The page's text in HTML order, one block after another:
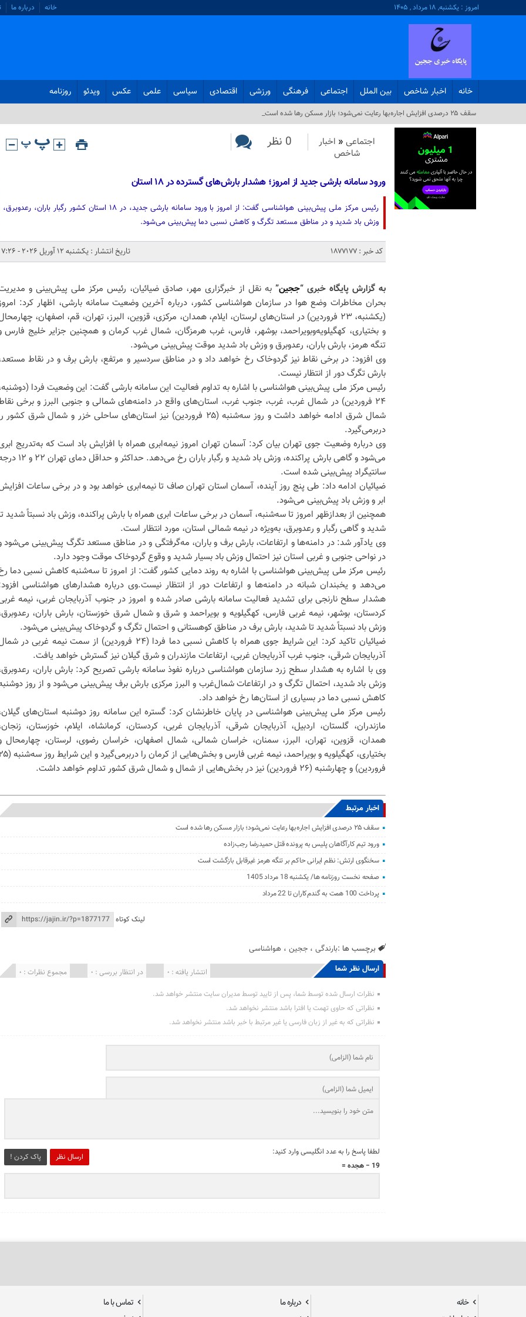
امروز : یکشنبه, ۱۸ مرداد , ۱۴۰۵ خانه درباره ما
خانه اخبار شاخص بین الملل اجتماعی فرهنگی ورزشی اقتصادی سیاسی علمی عکس ویدئو روزنامه
سقف ۲۵ درصدی افزایش اجاره‌بها رعایت نمی‌شود؛ بازار مسکن رها شده است_
اجتماعی « اخبار
شاخص
0 نظر
ورود سامانه بارشی جدید از امروز؛ هشدار بارش‌های گسترده در ۱۸ استان
رئیس مرکز ملی پیش‌بینی هواشناسی گفت: از امروز با ورود سامانه بارشی جدید، در ۱۸ استان کشور رگبار باران، رعدوبرق،
وزش باد شدید و در مناطق مستعد تگرگ و کاهش نسبی دما پیش‌بینی می‌شود.
کد خبر : 1877177 تاریخ انتشار : یکشنبه 12 آوریل 2026 - 7:26
به گزارش پایگاه خبری “ججین”به نقل از خبرگزاری مهر، صادق ضیائیان، رئیس مرکز ملی پیش‌بینی و
بحران مخاطرات وضع هوا در سازمان هواشناسی کشور، درباره آخرین وضعیت سامانه بارشی، اظهار کرد:
(یکشنبه، ۲۳ فروردین) در استان‌های لرستان، ایلام، همدان، مرکزی، قزوین، البرز، تهران، قم، اصفهان،
و بختیاری، کهگیلویه‌وبویراحمد، بوشهر، فارس، غرب هرمزگان، شمال غرب کرمان و همچنین جزایر خلیج فارس
تنگه هرمز، بارش باران، رعدوبرق و وزش باد شدید موقت پیش‌بینی می‌شود.
وی افزود: در برخی نقاط نیز گردوخاک رخ خواهد داد و در مناطق سردسیر و مرتفع، بارش برف و در نقاط
بارش تگرگ دور از انتظار نیست.
رئیس مرکز ملی پیش‌بینی هواشناسی با اشاره به تداوم فعالیت این سامانه بارشی گفت: این وضعیت فردا
۲۴ فروردین) در شمال غرب، غرب، جنوب غرب، استان‌های واقع در دامنه‌های شمالی و جنوبی البرز و برخی
شمال شرق ادامه خواهد داشت و روز سه‌شنبه (۲۵ فروردین) نیز استان‌های ساحلی خزر و شمال شرق کشور
دربرمی‌گیرد.
وی درباره وضعیت جوی تهران بیان کرد: آسمان تهران امروز نیمه‌ابری همراه با افزایش باد است که به‌تدریج
می‌شود و گاهی بارش پراکنده، وزش باد شدید و رگبار باران رخ می‌دهد. حداکثر و حداقل
سانتیگراد پیش‌بینی شده است.
ضیائیان ادامه داد: طی پنج روز آینده، آسمان استان تهران صاف تا نیمه‌ابری خواهد بود و در برخی ساعات
ابر و وزش باد پیش‌بینی می‌شود.
همچنین از بعدازظهر امروز تا سه‌شنبه، آسمان در برخی ساعات ابری همراه با بارش پراکنده، وزش باد نسبتاً شدید
شدید و گاهی رگبار و رعدوبرق، به‌ویژه در نیمه شمالی استان، مورد انتظار است.
وی یادآور شد: در دامنه‌ها و ارتفاعات، بارش برف و باران، مه‌گرفتگی و در مناطق مستعد تگرگ پیش‌بینی می‌شود
در نواحی جنوبی و غربی استان نیز احتمال وزش باد بسیار شدید و وقوع گردوخاک موقت وجود دارد.
رئیس مرکز ملی پیش‌بینی هواشناسی با اشاره به روند دمایی کشور گفت: از امروز تا سه‌شنبه کاهش نسبی دما
می‌دهد و یخبندان شبانه در دامنه‌ها و ارتفاعات دور از انتظار نیست.وی درباره هشدارهای هواشناسی
هشدار سطح نارنجی برای تشدید فعالیت سامانه بارشی صادر شده و امروز در جنوب آذربایجان غربی، نیمه
کردستان، بوشهر، نیمه غربی فارس، کهگیلویه و بویراحمد و شرق و شمال شرق خوزستان، بارش باران،
وزش باد نسبتاً شدید تا شدید، بارش برف در مناطق کوهستانی و احتمال تگرگ و گردوخاک پیش‌بینی می‌شود.
ضیائیان تاکید کرد: این شرایط جوی همراه با کاهش نسبی دما فردا (۲۴ فروردین) از سمت نیمه غربی در
آذربایجان شرقی، جنوب غرب آذربایجان غربی، ارتفاعات مازندران و شرق گیلان نیز گسترش خواهد یافت.
وی با اشاره به هشدار سطح زرد سازمان هواشناسی درباره نفوذ سامانه بارشی تصریح کرد: بارش باران،
وزش باد شدید، احتمال تگرگ و در ارتفاعات شمال‌غرب و البرز مرکزی بارش برف پیش‌بینی می‌شود و از روز
کاهش نسبی دما در بسیاری از استان‌ها رخ خواهد داد.
رئیس مرکز ملی پیش‌بینی هواشناسی در پایان خاطرنشان کرد: گستره این سامانه روز دوشنبه استان‌های
مازندران، گلستان، اردبیل، آذربایجان شرقی، آذربایجان غربی، کردستان، کرمانشاه، ایلام، خوزستان،
همدان، قزوین، تهران، البرز، سمنان، خراسان شمالی، شمال اصفهان، خراسان رضوی، لرستان، چهارمحال
بختیاری، کهگیلویه و بویراحمد، نیمه غربی فارس و بخش‌هایی از کرمان
فروردین) و چهارشنبه (۲۶ فروردین) نیز در بخش‌هایی از شمال و شمال شرق کشور تداوم خواهد داشت.
اخبار مرتبط
سقف ۲۵ درصدی افزایش اجاره‌بها رعایت نمی‌شود؛ بازار مسکن رها شده است
ورود تیم کارآگاهان پلیس به پرونده قتل حمیدرضا رجب‌زاده
سخنگوی ارتش: نظم ایرانی حاکم بر تنگه هرمز غیرقابل بازگشت است
صفحه نخست روزنامه ها/ یکشنبه 18 مرداد 1405
پرداخت 100 همت به گندم‌کاران تا 22 مرداد
لینک کوتاه
برچسب ها :بارندگی ،ججین ،هواشناسی
ارسال نظر شما مجموع نظرات : 0 در انتظار بررسی : 0 انتشار یافته : 0
نظرات ارسال شده توسط شما، پس از تایید توسط مدیران سایت منتشر خواهد شد.
نظراتی که حاوی تهمت یا افترا باشد منتشر نخواهد شد.
نظراتی که به غیر از زبان فارسی یا غیر مرتبط با خبر باشد منتشر نخواهد شد.
ارسال نظر پاک کردن !
لطفا پاسخ را به عدد انگلیسی وارد کنید:
19 − هجده =
خانه درباره ما تماس با ما